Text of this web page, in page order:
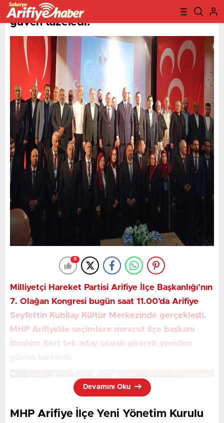
MHP Arifiye İlçe Başkanı İbrahim Sert
güven tazeledi!
0
Milliyetçi Hareket Partisi Arifiye İlçe Başkanlığı’nın
7. Olağan Kongresi bugün saat 11.00’da Arifiye
Seyfettin Kubilay Kültür Merkezinde gerçekleşti.
MHP Arifiye’de seçimlere mevcut ilçe başkanı
İbrahim Sert tek aday olarak girerek yeniden
Devamını Oku
MHP Arifiye İlçe Yeni Yönetim Kurulu